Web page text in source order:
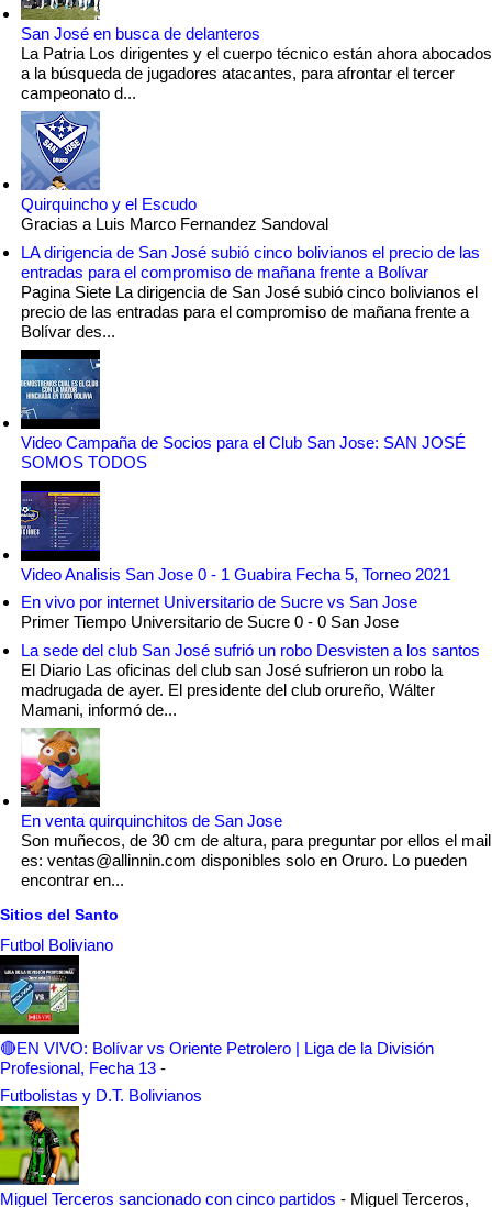
San José en busca de delanteros
La Patria Los dirigentes y el cuerpo técnico están ahora abocados
a la búsqueda de jugadores atacantes, para afrontar el tercer
campeonato d...
Quirquincho y el Escudo
Gracias a Luis Marco Fernandez Sandoval
LA dirigencia de San José subió cinco bolivianos el precio de las
entradas para el compromiso de mañana frente a Bolívar
Pagina Siete La dirigencia de San José subió cinco bolivianos el
precio de las entradas para el compromiso de mañana frente a
Bolívar des...
Video Campaña de Socios para el Club San Jose: SAN JOSÉ
SOMOS TODOS
Video Analisis San Jose 0 - 1 Guabira Fecha 5, Torneo 2021
En vivo por internet Universitario de Sucre vs San Jose
Primer Tiempo Universitario de Sucre 0 - 0 San Jose
La sede del club San José sufrió un robo Desvisten a los santos
El Diario Las oficinas del club san José sufrieron un robo la
madrugada de ayer. El presidente del club orureño, Wálter
Mamani, informó de...
En venta quirquinchitos de San Jose
Son muñecos, de 30 cm de altura, para preguntar por ellos el mail
es: ventas@allinnin.com disponibles solo en Oruro. Lo pueden
encontrar en...
Sitios del Santo
Futbol Boliviano
🔴EN VIVO: Bolívar vs Oriente Petrolero | Liga de la División
Profesional, Fecha 13 -
Futbolistas y D.T. Bolivianos
Miguel Terceros sancionado con cinco partidos - Miguel Terceros,